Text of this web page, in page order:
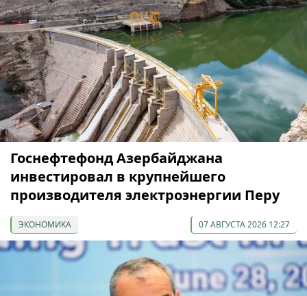
Госнефтефонд Азербайджана
инвестировал в крупнейшего
производителя электроэнергии Перу
ЭКОНОМИКА 07 АВГУСТА 2026 12:27